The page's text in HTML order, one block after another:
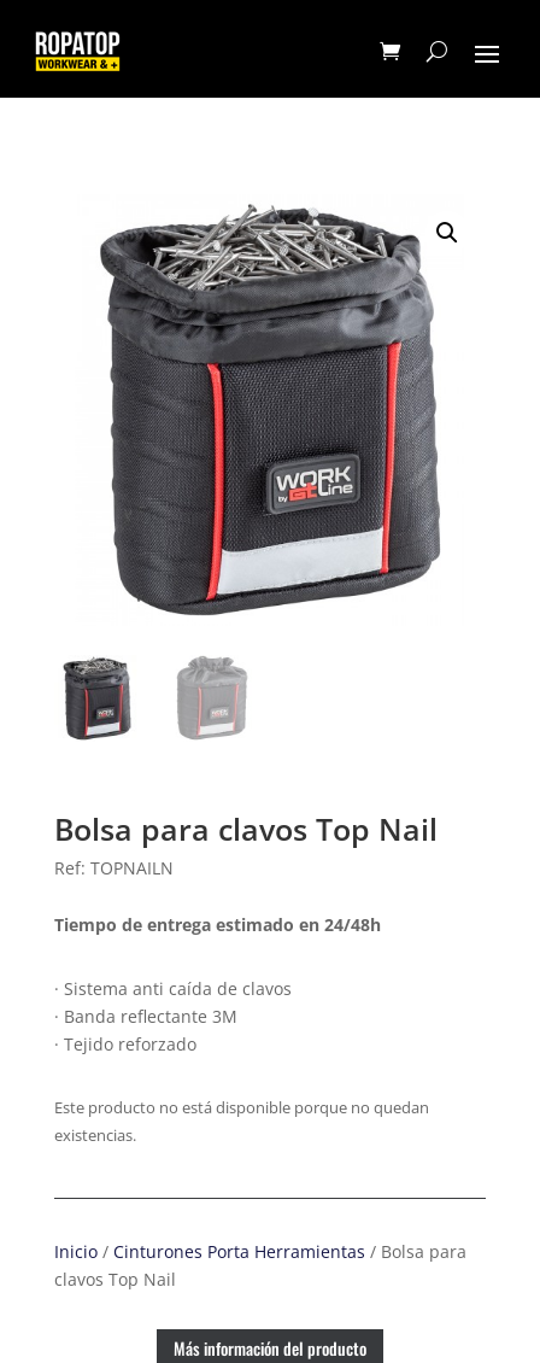
Bolsa para clavos Top Nail
Ref: TOPNAILN
Tiempo de entrega estimado en 24/48h
· Sistema anti caída de clavos
· Banda reflectante 3M
· Tejido reforzado
Este producto no está disponible porque no quedan
existencias.
Inicio/ Cinturones Porta Herramientas / Bolsa para
clavos Top Nail
Más información del producto